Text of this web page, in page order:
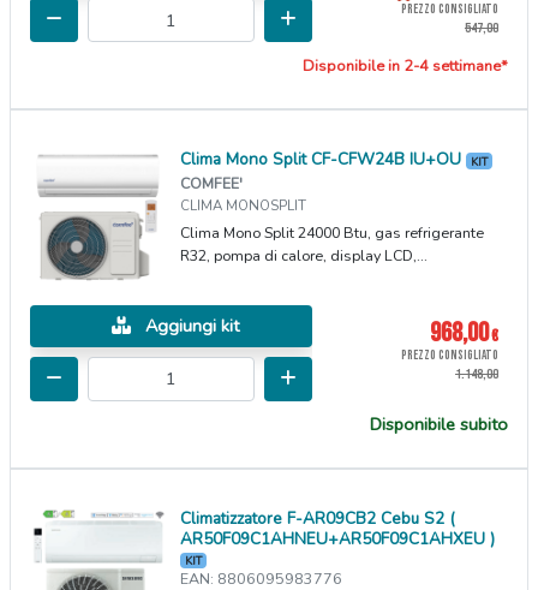
PREZZO CONSIGLIATO
547,00
Disponibile in 2-4 settimane*
Clima Mono Split CF-CFW24B IU+OU KIT
COMFEE'
CLIMA MONOSPLIT
Clima Mono Split 24000 Btu, gas refrigerante
R32, pompa di calore, display LCD,...
Aggiungi kit 968,00€
PREZZO CONSIGLIATO
1.148,00
Disponibile subito
Climatizzatore F-AR09CB2 Cebu S2 (
AR50F09C1AHNEU+AR50F09C1AHXEU )
KIT
EAN: 8806095983776